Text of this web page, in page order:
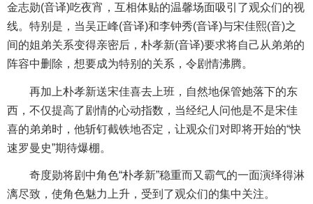
金志勋(音译)吃夜宵，互相体贴的温馨场面吸引了观众们的视
线。特别是，当吴正峰(音译)和李钟秀(音译)与宋佳熙(音)之
间的姐弟关系变得亲密后，朴孝新(音译)要求将自己从弟弟的
阵容中删除，想要成为特别的关系，令剧情沸腾。
再加上朴孝新送宋佳喜去上班，自然地保管她落下的东
西，不仅提高了剧情的心动指数，当经纪人问他是不是宋佳
喜的弟弟时，他斩钉截铁地否定，让观众们对即将开始的“快
速罗曼史”期待爆棚。
奇度勋将剧中角色“朴孝新”稳重而又霸气的一面演绎得淋
漓尽致，使角色魅力上升，受到了观众们的集中关注。